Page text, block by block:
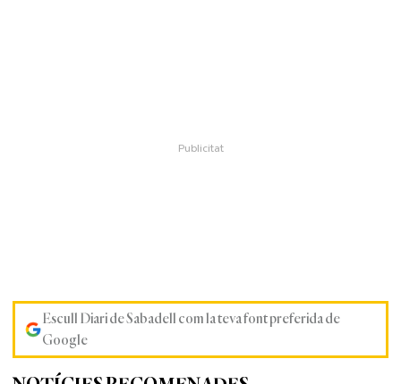
Escull Diari de Sabadell com la teva font preferida de
Google